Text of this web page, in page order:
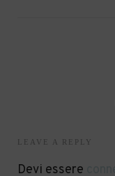
LEAVE A REPLY
Devi essere